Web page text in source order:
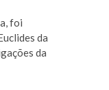
foi
da
da